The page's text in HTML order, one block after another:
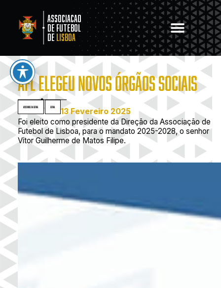
Associacao
de Futebol
de Lisboa
AFL ELEGEU NOVOS ÓRGÃOS SOCIAIS
Assembleia Geral Geral 13 Fevereiro 2025
Foi eleito como presidente da Direção da Associação de
Futebol de Lisboa, para o mandato 2025-2028, o senhor
Vítor Guilherme de Matos Filipe.